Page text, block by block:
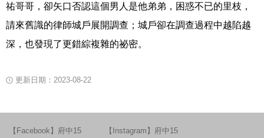
祐哥哥，卻矢口否認這個男人是他弟弟，困惑不已的里枝，
請來舊識的律師城戶展開調查；城戶卻在調查過程中越陷越
深，也發現了更錯綜複雜的祕密。
更新日期：2023-08-22
【Facebook】府中15
【Instagram】府中15